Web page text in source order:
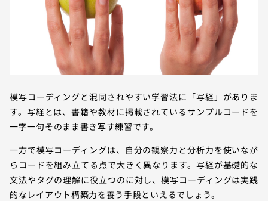
模写コーディングと混同されやすい学習法に「写経」がありま
す。写経とは、書籍や教材に掲載されているサンプルコードを
一字一句そのまま書き写す練習です。
一方で模写コーディングは、自分の観察力と分析力を使いなが
らコードを組み立てる点で大きく異なります。写経が基礎的な
文法やタグの理解に役立つのに対し、模写コーディングは実践
的なレイアウト構築力を養う手段といえるでしょう。